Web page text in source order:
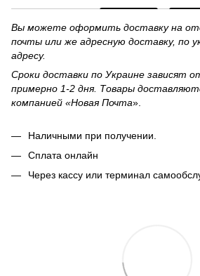
Вы можете оформить доставку на
почты или же адресную доставку, по
адресу.
Сроки доставки по Украине зависят
примерно 1-2 дня. Товары
компанией «Новая Почта».
Наличными при получении.
Сплата онлайн
Через кассу или терминал